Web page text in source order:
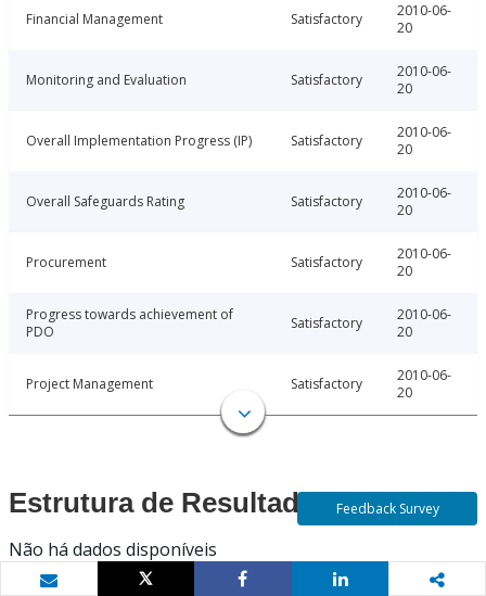
Financial Management Satisfactory
2010-06-
20
Monitoring and Evaluation Satisfactory
2010-06-
20
Overall Implementation Progress (IP) Satisfactory
2010-06-
20
Overall Safeguards Rating Satisfactory
2010-06-
20
Procurement Satisfactory
2010-06-
20
Progress towards achievement of
PDO
Satisfactory
2010-06-
20
Project Management Satisfactory
2010-06-
20
Estrutura de Resultados
Não há dados disponíveis
Feedback Survey